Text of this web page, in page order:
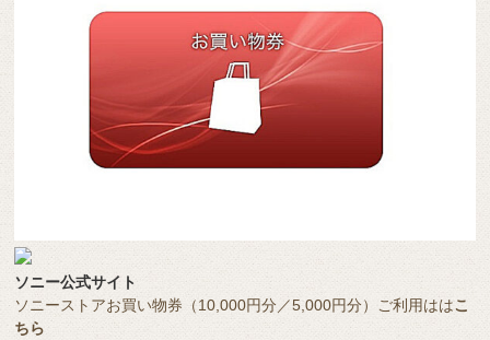
ソニー公式サイト
ソニーストアお買い物券（10,000円分／5,000円分）ご利用ははこ
ちら